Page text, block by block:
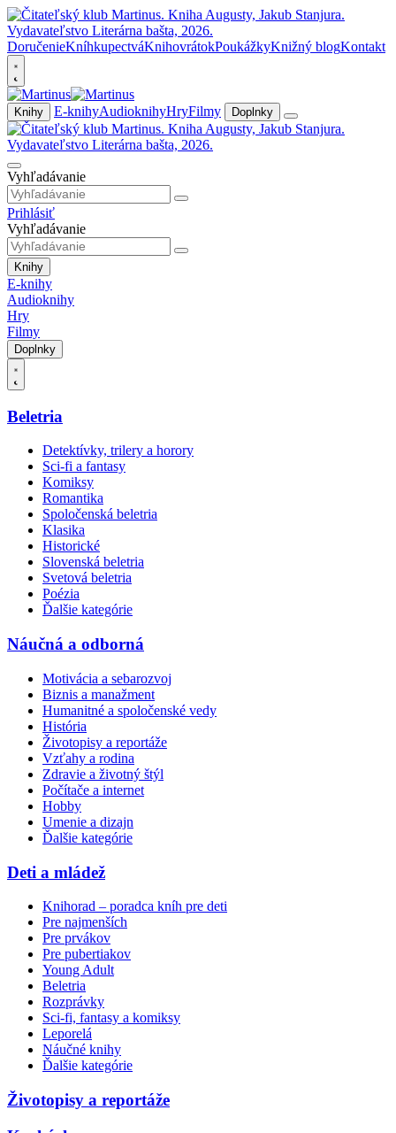
DoručenieKníhkupectváKnihovrátokPoukážkyKnižný blogKontakt
Knihy E-knihyAudioknihyHryFilmy Doplnky
Vyhľadávanie
Prihlásiť
Vyhľadávanie
Knihy
E-knihy
Audioknihy
Hry
Filmy
Doplnky
Beletria
Detektívky, trilery a horory
Sci-fi a fantasy
Komiksy
Romantika
Spoločenská beletria
Klasika
Historické
Slovenská beletria
Svetová beletria
Poézia
Ďalšie kategórie
Náučná a odborná
Motivácia a sebarozvoj
Biznis a manažment
Humanitné a spoločenské vedy
História
Životopisy a reportáže
Vzťahy a rodina
Zdravie a životný štýl
Počítače a internet
Hobby
Umenie a dizajn
Ďalšie kategórie
Deti a mládež
Knihorad – poradca kníh pre deti
Pre najmenších
Pre prvákov
Pre pubertiakov
Young Adult
Beletria
Rozprávky
Sci-fi, fantasy a komiksy
Leporelá
Náučné knihy
Ďalšie kategórie
Životopisy a reportáže